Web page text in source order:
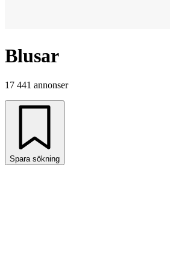
Blusar
17 441 annonser
Spara sökning